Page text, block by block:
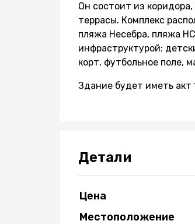
Он состоит из
террасы. Комплекс
пляжа Несебра, пляжа
инфраструктурой:
корт, футбольное поле,
Здание будет иметь акт
Детали
Цена
Местоположение